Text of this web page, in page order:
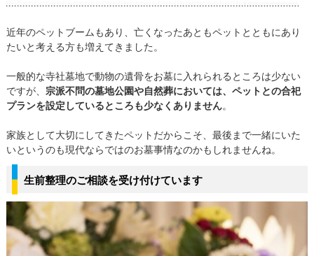
近年のペットブームもあり、亡くなったあともペットとともにあり
たいと考える方も増えてきました。
一般的な寺社墓地で動物の遺骨をお墓に入れられるところは少ない
ですが、 宗派不問の墓地公園や自然葬においては、ペットとの合祀
プランを設定しているところも少なくありません。
家族として大切にしてきたペットだからこそ、最後まで一緒にいた
いというのも現代ならではのお墓事情なのかもしれませんね。
生前整理のご相談を受け付けています